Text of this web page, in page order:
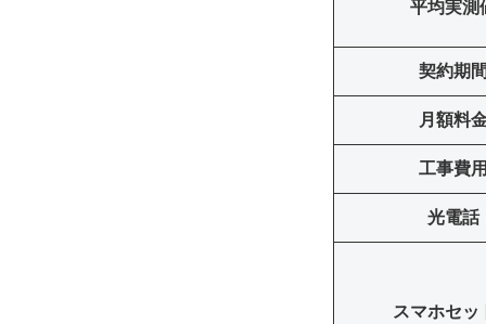
平均実測
契約期
月額料
工事費
光電話
スマホセッ